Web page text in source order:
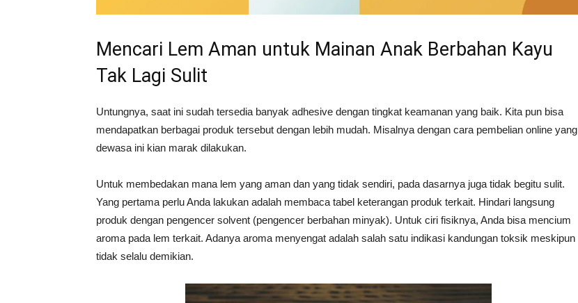
Mencari Lem Aman untuk Mainan Anak Berbahan Kayu
Tak Lagi Sulit
Untungnya, saat ini sudah tersedia banyak adhesive dengan tingkat keamanan yang baik. Kita pun bisa
mendapatkan berbagai produk tersebut dengan lebih mudah. Misalnya dengan cara pembelian online yang
dewasa ini kian marak dilakukan.
Untuk membedakan mana lem yang aman dan yang tidak sendiri, pada dasarnya juga tidak begitu sulit.
Yang pertama perlu Anda lakukan adalah membaca tabel keterangan produk terkait. Hindari langsung
produk dengan pengencer solvent (pengencer berbahan minyak). Untuk ciri fisiknya, Anda bisa mencium
aroma pada lem terkait. Adanya aroma menyengat adalah salah satu indikasi kandungan toksik meskipun
tidak selalu demikian.